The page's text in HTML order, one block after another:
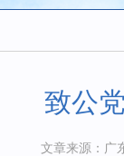
致公
文章来源：广